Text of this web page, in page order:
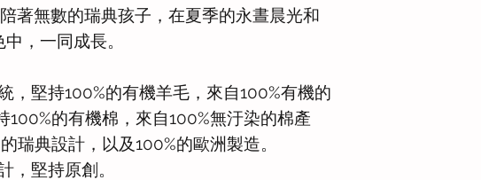
著無數的瑞典孩子，在夏季的永晝晨光和
，一同成長。
，堅持100%的有機羊毛，來自100%有機的
100%的有機棉，來自100%無汙染的棉產
瑞典設計，以及100%的歐洲製造。
，堅持原創。